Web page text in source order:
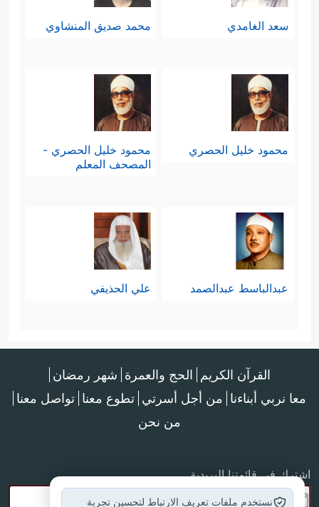
سعد الغامدي محمد صديق المنشاوي
محمود خليل الحصري
محمود خليل الحصري -
المصحف المعلم
عبدالباسط عبدالصمد علي الحذيفي
القرآن الكريم الحج والعمرة شهر رمضان
معا نربي أبناءنا من أجل أسرتي تطوع معنا تواصل معنا
من نحن
اشترك في قائمتنا البريدية
نستخدم ملفات تعريف الارتباط لتحسين تجربة